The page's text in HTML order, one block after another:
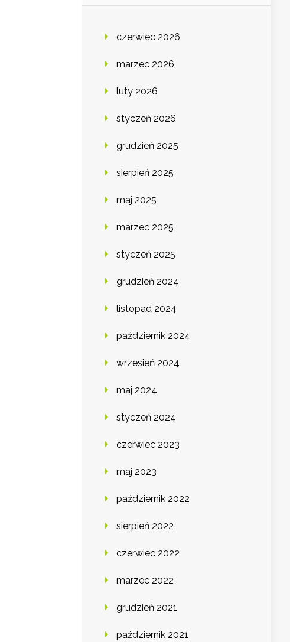
czerwiec 2026
marzec 2026
luty 2026
styczeń 2026
grudzień 2025
sierpień 2025
maj 2025
marzec 2025
styczeń 2025
grudzień 2024
listopad 2024
październik 2024
wrzesień 2024
maj 2024
styczeń 2024
czerwiec 2023
maj 2023
październik 2022
sierpień 2022
czerwiec 2022
marzec 2022
grudzień 2021
październik 2021